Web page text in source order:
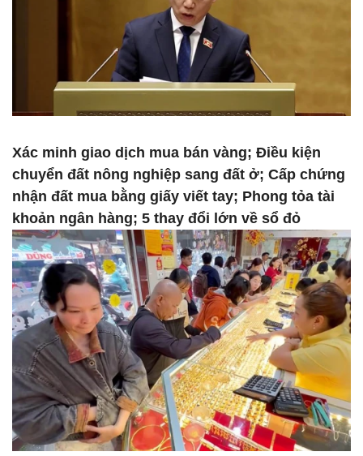
Xác minh giao dịch mua bán vàng; Điều kiện
chuyển đất nông nghiệp sang đất ở; Cấp chứng
nhận đất mua bằng giấy viết tay; Phong tỏa tài
khoản ngân hàng; 5 thay đổi lớn về sổ đỏ